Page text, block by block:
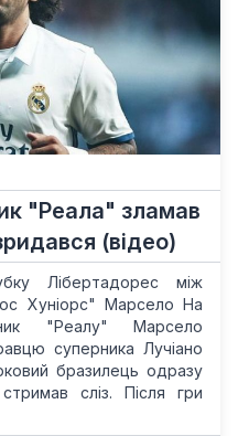
"Реала" зламав
(відео)
Лібертадорес між
Хуніорс" Марсело На
"Реалу" Марсело
суперника Лучіано
бразилець одразу
сліз. Після гри